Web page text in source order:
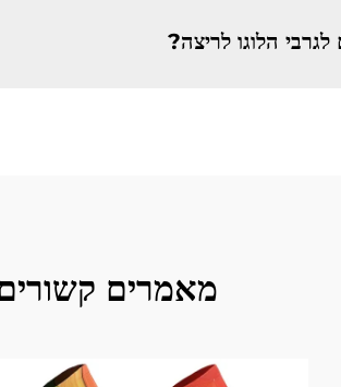
הלוגו לריצה?
מאמרים